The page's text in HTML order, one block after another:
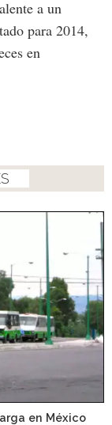
a un
para 2014,
en
en México